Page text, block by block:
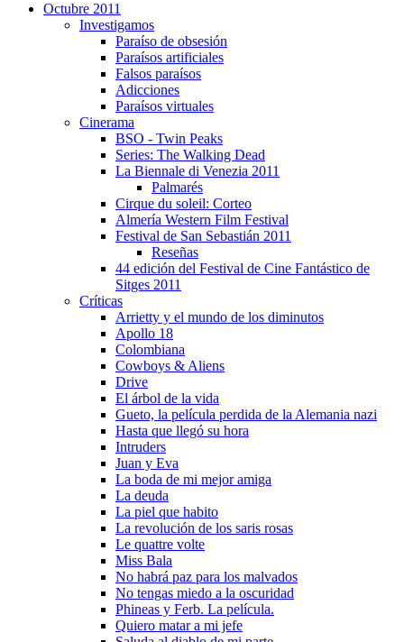
Octubre 2011
Investigamos
Paraí­so de obsesión
Paraí­sos artificiales
Falsos paraí­sos
Adicciones
Paraí­sos virtuales
Cinerama
BSO - Twin Peaks
Series: The Walking Dead
La Biennale di Venezia 2011
Palmarés
Cirque du soleil: Corteo
Almerí­a Western Film Festival
Festival de San Sebastián 2011
Reseñas
44 edición del Festival de Cine Fantástico de
Sitges 2011
Crí­ticas
Arrietty y el mundo de los diminutos
Apollo 18
Colombiana
Cowboys & Aliens
Drive
El árbol de la vida
Gueto, la pelí­cula perdida de la Alemania nazi
Hasta que llegó su hora
Intruders
Juan y Eva
La boda de mi mejor amiga
La deuda
La piel que habito
La revolución de los saris rosas
Le quattre volte
Miss Bala
No habrá paz para los malvados
No tengas miedo a la oscuridad
Phineas y Ferb. La pelí­cula.
Quiero matar a mi jefe